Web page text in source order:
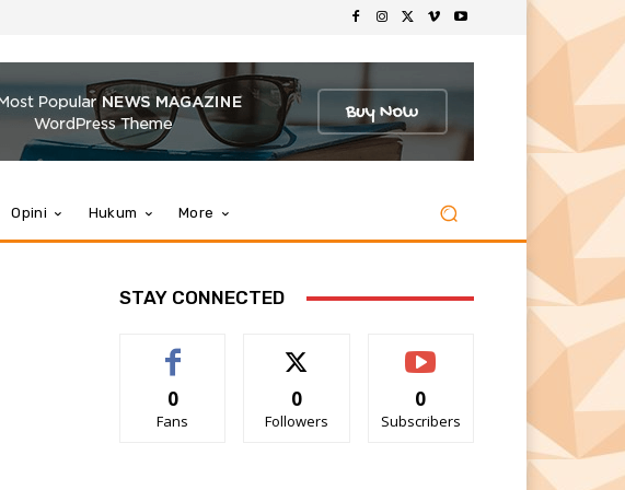
Opini Hukum More
STAY CONNECTED
0
Fans
0
Followers
0
Subscribers